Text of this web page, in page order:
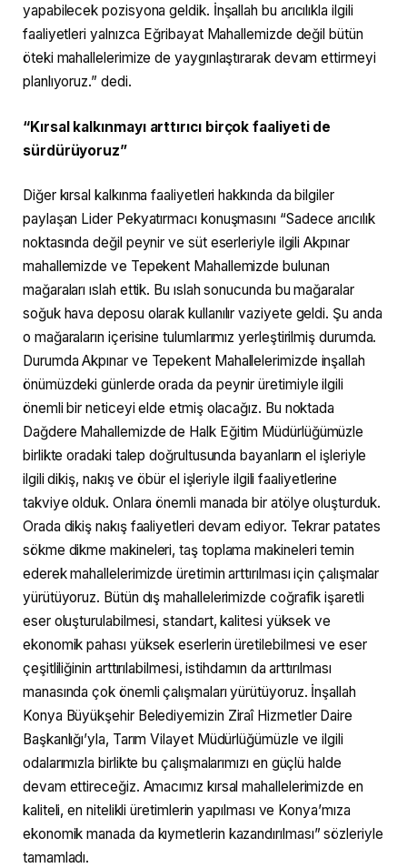
yapabilecek pozisyona geldik. İnşallah bu arıcılıkla ilgili
faaliyetleri yalnızca Eğribayat Mahallemizde değil bütün
öteki mahallelerimize de yaygınlaştırarak devam ettirmeyi
planlıyoruz.” dedi.
“Kırsal kalkınmayı arttırıcı birçok faaliyeti de
sürdürüyoruz”
Diğer kırsal kalkınma faaliyetleri hakkında da bilgiler
paylaşan Lider Pekyatırmacı konuşmasını “Sadece arıcılık
noktasında değil peynir ve süt eserleriyle ilgili Akpınar
mahallemizde ve Tepekent Mahallemizde bulunan
mağaraları ıslah ettik. Bu ıslah sonucunda bu mağaralar
soğuk hava deposu olarak kullanılır vaziyete geldi. Şu anda
o mağaraların içerisine tulumlarımız yerleştirilmiş durumda.
Durumda Akpınar ve Tepekent Mahallelerimizde inşallah
önümüzdeki günlerde orada da peynir üretimiyle ilgili
önemli bir neticeyi elde etmiş olacağız. Bu noktada
Dağdere Mahallemizde de Halk Eğitim Müdürlüğümüzle
birlikte oradaki talep doğrultusunda bayanların el işleriyle
ilgili dikiş, nakış ve öbür el işleriyle ilgili faaliyetlerine
takviye olduk. Onlara önemli manada bir atölye oluşturduk.
Orada dikiş nakış faaliyetleri devam ediyor. Tekrar patates
sökme dikme makineleri, taş toplama makineleri temin
ederek mahallelerimizde üretimin arttırılması için çalışmalar
yürütüyoruz. Bütün dış mahallelerimizde coğrafik işaretli
eser oluşturulabilmesi, standart, kalitesi yüksek ve
ekonomik pahası yüksek eserlerin üretilebilmesi ve eser
çeşitliliğinin arttırılabilmesi, istihdamın da arttırılması
manasında çok önemli çalışmaları yürütüyoruz. İnşallah
Konya Büyükşehir Belediyemizin Ziraî Hizmetler Daire
Başkanlığı’yla, Tarım Vilayet Müdürlüğümüzle ve ilgili
odalarımızla birlikte bu çalışmalarımızı en güçlü halde
devam ettireceğiz. Amacımız kırsal mahallelerimizde en
kaliteli, en nitelikli üretimlerin yapılması ve Konya’mıza
ekonomik manada da kıymetlerin kazandırılması” sözleriyle
tamamladı.